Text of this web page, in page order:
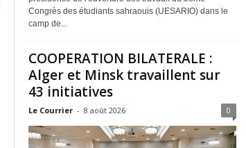
Congrès des étudiants sahraouis (UESARIO) dans le
camp de...
COOPERATION BILATERALE :
Alger et Minsk travaillent sur
43 initiatives
Le Courrier - 8 août 2026 0